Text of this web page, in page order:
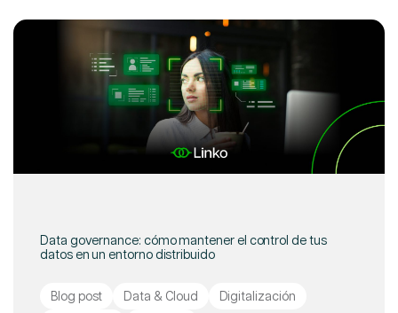
Data governance: cómo mantener el control de tus
datos en un entorno distribuido
Blog post Data & Cloud
Digitalización